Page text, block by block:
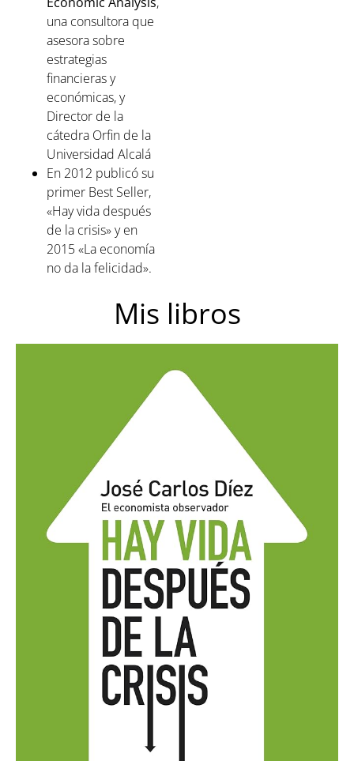
una consultora que
asesora sobre
estrategias
financieras y
económicas, y
Director de la
cátedra Orfin de la
Universidad Alcalá⁣
En 2012 publicó su
primer Best Seller,
«Hay vida después
de la crisis» y en
2015 «La economía
no da la felicidad».
Mis libros